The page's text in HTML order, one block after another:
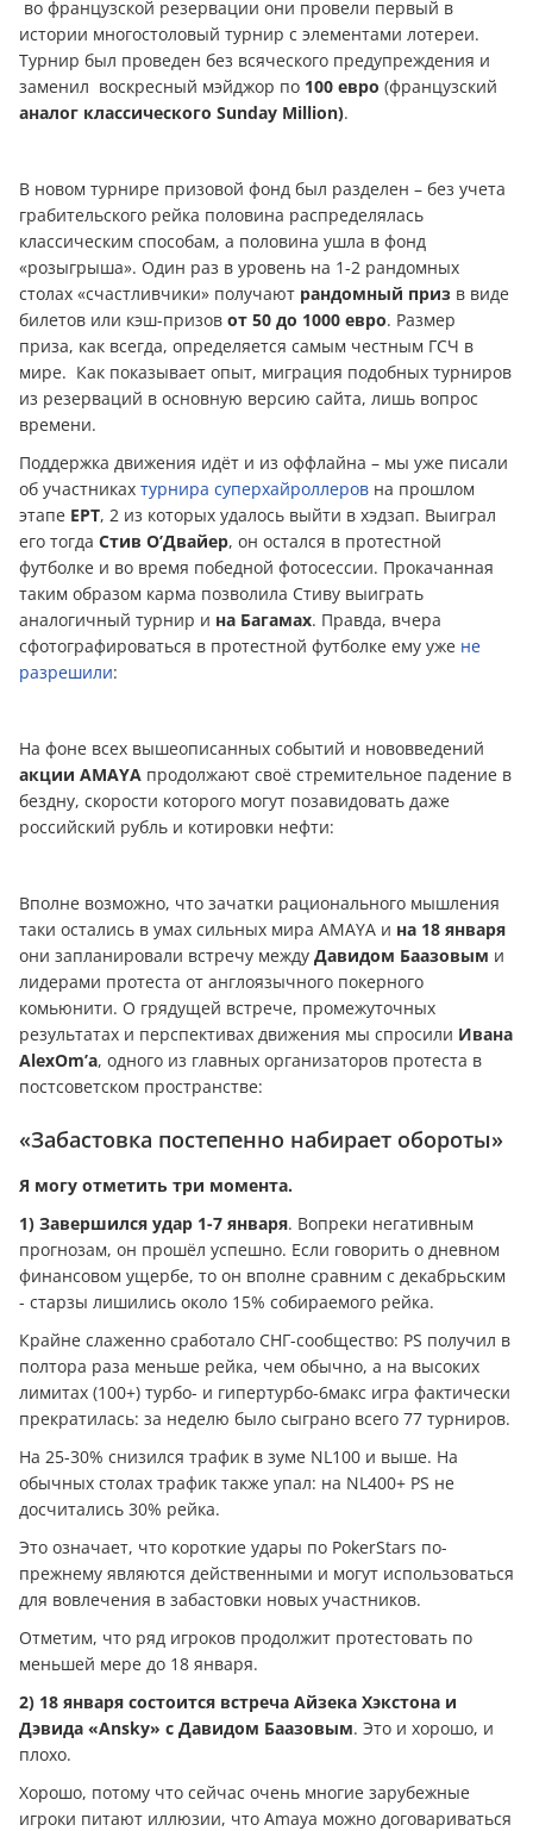
во французской резервации они провели первый в
истории многостоловый турнир с элементами лотереи.
Турнир был проведен без всяческого предупреждения и
заменил воскресный мэйджор по 100 евро (французский
анaлoг классического Sunday Million).
В новом турнире призовой фонд был разделен – без учета
грабительского рейка половина распределялась
классическим способам, а половина ушла в фонд
«розыгрыша». Один раз в уровень на 1-2 рандомных
столах «счастливчики» получают рандомный приз в виде
билетов или кэш-призов от 50 до 1000 евро. Размер
приза, как всегда, определяется самым честным ГСЧ в
мире. Как показывает опыт, миграция подобных турниров
из резерваций в основную версию сайта, лишь вопрос
времени.
Поддержка движения идёт и из оффлайна – мы уже писали
об участниках турнира суперхайроллеров на прошлом
этапе EPT, 2 из которых удалось выйти в хэдзап. Выиграл
его тогда Стив О’Двайер, он остался в протестной
футболке и во время победной фотосессии. Прокачанная
таким образом карма позволила Стиву выиграть
анaлoгичный турнир и на Багамах. Правда, вчера
сфотографироваться в протестной футболке ему уже не
разрешили:
На фоне всех вышеописанных событий и нововведений
акции AMAYA продолжают своё стремительное падение в
бездну, скорости которого могут позавидовать даже
российский рубль и котировки нефти:
Вполне возможно, что зачатки рационального мышления
таки остались в умах сильных мира AMAYA и на 18 января
они запланировали встречу между Давидом Баазовым и
лидерами протеста от англоязычного покерного
комьюнити. О грядущей встрече, промежуточных
результатах и перспективах движения мы спросили Ивана
AlexOm’a, одного из главных организаторов протеста в
постсоветском пространстве:
«Забастовка постепенно набирает обороты»
Я могу отметить три момента.
1) Завершился удар 1-7 января. Вопреки негативным
прогнозам, он прошёл успешно. Если говорить о дневном
финансовом ущербе, то он вполне сравним с декабрьским
- старзы лишились около 15% собираемого рейка.
Крайне слаженно сработало СНГ-сообщество: PS получил в
полтора раза меньше рейка, чем обычно, а на высоких
лимитах (100+) турбо- и гипертурбо-6макс игра фактически
прекратилась: за неделю было сыграно всего 77 турниров.
На 25-30% снизился трафик в зуме NL100 и выше. На
обычных столах трафик также упал: на NL400+ PS не
досчитались 30% рейка.
Это означает, что короткие удары по PokerStars по-
прежнему являются действенными и могут использоваться
для вовлечения в забастовки новых участников.
Отметим, что ряд игроков продолжит протестовать по
меньшей мере до 18 января.
2) 18 января состоится встреча Айзека Хэкстона и
Дэвида «Ansky» с Давидом Баазовым. Это и хорошо, и
плохо.
Хорошо, потому что сейчас очень многие зарубежные
игроки питают иллюзии, что Amaya можно договариваться